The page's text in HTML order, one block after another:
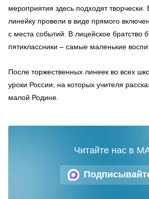
мероприятия здесь подходят
линейку провели в виде прямого
с места событий. В лицейское братство
пятиклассники – самые маленькие
После торжественных линеек во всех
уроки России, на которых учителя
малой Родине.
Читайте нас в